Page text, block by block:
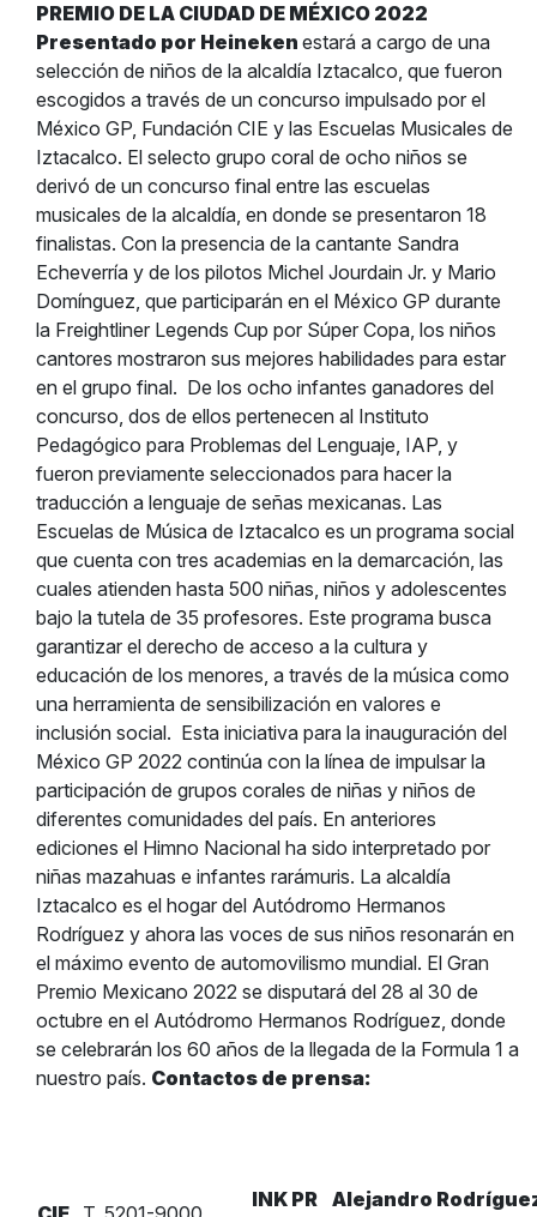
PREMIO DE LA CIUDAD DE MÉXICO 2022
Presentado por Heineken estará a cargo de una
selección de niños de la alcaldía Iztacalco, que fueron
escogidos a través de un concurso impulsado por el
México GP, Fundación CIE y las Escuelas Musicales de
Iztacalco. El selecto grupo coral de ocho niños se
derivó de un concurso final entre las escuelas
musicales de la alcaldía, en donde se presentaron 18
finalistas. Con la presencia de la cantante Sandra
Echeverría y de los pilotos Michel Jourdain Jr. y Mario
Domínguez, que participarán en el México GP durante
la Freightliner Legends Cup por Súper Copa, los niños
cantores mostraron sus mejores habilidades para estar
en el grupo final. De los ocho infantes ganadores del
concurso, dos de ellos pertenecen al Instituto
Pedagógico para Problemas del Lenguaje, IAP, y
fueron previamente seleccionados para hacer la
traducción a lenguaje de señas mexicanas. Las
Escuelas de Música de Iztacalco es un programa social
que cuenta con tres academias en la demarcación, las
cuales atienden hasta 500 niñas, niños y adolescentes
bajo la tutela de 35 profesores. Este programa busca
garantizar el derecho de acceso a la cultura y
educación de los menores, a través de la música como
una herramienta de sensibilización en valores e
inclusión social. Esta iniciativa para la inauguración del
México GP 2022 continúa con la línea de impulsar la
participación de grupos corales de niñas y niños de
diferentes comunidades del país. En anteriores
ediciones el Himno Nacional ha sido interpretado por
niñas mazahuas e infantes rarámuris. La alcaldía
Iztacalco es el hogar del Autódromo Hermanos
Rodríguez y ahora las voces de sus niños resonarán en
el máximo evento de automovilismo mundial. El Gran
Premio Mexicano 2022 se disputará del 28 al 30 de
octubre en el Autódromo Hermanos Rodríguez, donde
se celebrarán los 60 años de la llegada de la Formula 1 a
nuestro país. Contactos de prensa:
INK PR Alejandro